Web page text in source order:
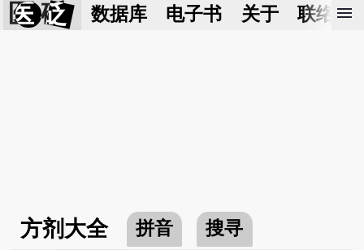
医 砭 数据库 电子书 关于 联络我
menu
方剂大全 拼音 搜寻